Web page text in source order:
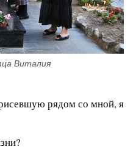
Виталия
рядом со мной, я